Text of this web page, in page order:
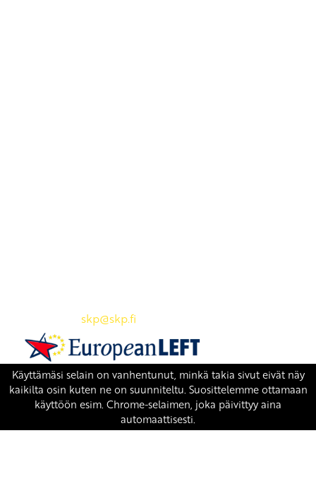
skp@skp.fi
SKP on Euroopan Vasemmistopuolueen jäsen.
european-left.org
european-left.org/manifesto/